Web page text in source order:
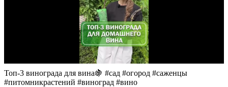
Топ-3 винограда для вина🍇 #сад #огород #саженцы
#питомникрастений #виноград #вино